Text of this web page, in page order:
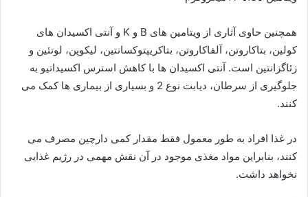
همچنین حاوی آثاری از ویتامین های B و K و آنتی اکسیدان های
کولین، بتاکاروتن، آلفاکاروتن، بتاکریپتوکسانتین، لیکوپن، لوتئین و
زئاگزانتین است. آنتی اکسیدان ها با کاهش استرس اکسیداتیو به
جلوگیری از سرطان، دیابت نوع 2 و بسیاری از بیماری ها کمک می
کنند.
در غذا افراد به طور معمول فقط مقدار کمی دارچین مصرف می
کنند، بنابراین مواد مغذی موجود در آن نقش مهمی در رژیم غذایی
نخواهد داشت.